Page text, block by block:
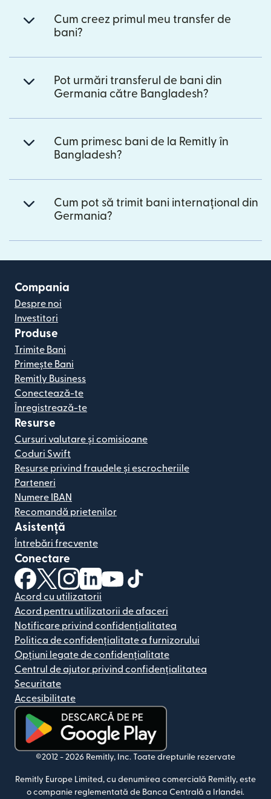
Cum creez primul meu transfer de
bani?
Pot urmări transferul de bani din
Germania către Bangladesh?
Cum primesc bani de la Remitly în
Bangladesh?
Cum pot să trimit bani internațional din
Germania?
Compania
Despre noi
Investitori
Produse
Trimite Bani
Primește Bani
Remitly Business
Conectează-te
Înregistrează-te
Resurse
Cursuri valutare și comisioane
Coduri Swift
Resurse privind fraudele și escrocheriile
Parteneri
Numere IBAN
Recomandă prietenilor
Asistență
Întrebări frecvente
Conectare
(se deschide într-o fereastră nouă)
(se deschide într-o fereastră nouă)
(se deschide într-o fereastră nouă)
(se deschide într-o fereastră nouă)
(se deschide într-o fereastră
Acord cu utilizatorii
Acord pentru utilizatorii de afaceri
Notificare privind confidențialitatea
Politica de confidențialitate a furnizorului
Opțiuni legate de confidențialitate
Centrul de ajutor privind confidențialitatea
Securitate
Accesibilitate
(se deschide într-o fereastră nouă)
©2012 - 2026 Remitly, Inc. Toate drepturile rezervate
Remitly Europe Limited, cu denumirea comercială Remitly, este
o companie reglementată de Banca Centrală a Irlandei.